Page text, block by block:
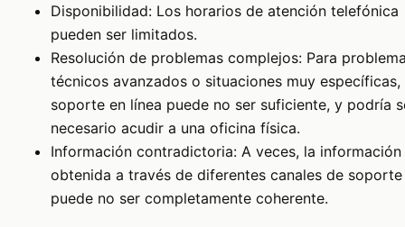
Disponibilidad: Los horarios de atención telefónica
pueden ser limitados.
Resolución de problemas complejos: Para
técnicos avanzados o situaciones muy específicas,
soporte en línea puede no ser suficiente, y podría
necesario acudir a una oficina física.
Información contradictoria: A veces, la información
obtenida a través de diferentes canales de soporte
puede no ser completamente coherente.